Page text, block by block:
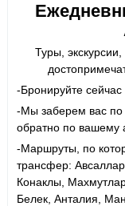
Туры,
-Бронируйте сейчас
-Мы заберем вас по
обратно по вашему
-Маршруты, по
трансфер:
Конаклы,
Белек, Анталия,